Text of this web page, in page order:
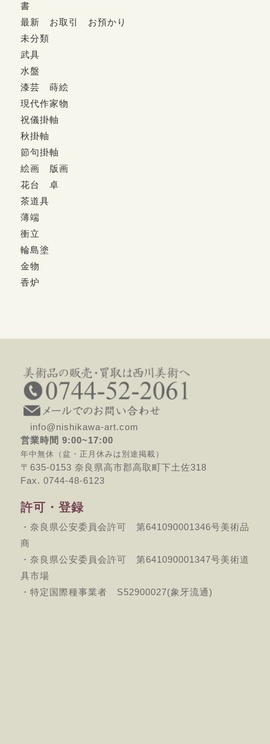
書
最新 お取引 お預かり
未分類
武具
水盤
漆芸 蒔絵
現代作家物
祝儀掛軸
秋掛軸
節句掛軸
絵画 版画
花台 卓
茶道具
薄端
衝立
輪島塗
金物
香炉
info@nishikawa-art.com
営業時間 9:00~17:00
年中無休（盆・正月休みは別途掲載）
〒635-0153 奈良県高市郡高取町下土佐318
Fax. 0744-48-6123
許可・登録
・奈良県公安委員会許可 第641090001346号美術品
商
・奈良県公安委員会許可 第641090001347号美術道
具市場
・特定国際種事業者 S52900027(象牙流通)